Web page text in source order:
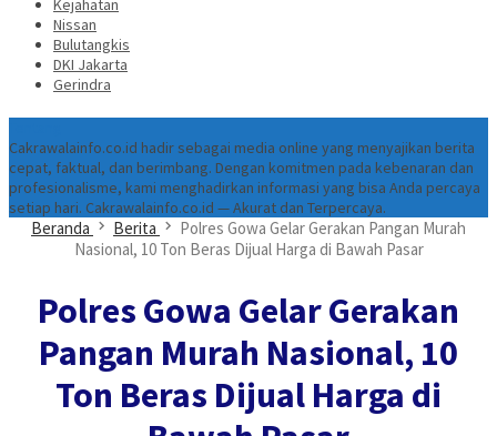
Kejahatan
Nissan
Bulutangkis
DKI Jakarta
Gerindra
Cakrawalainfo.co.id hadir sebagai media online yang menyajikan berita
cepat, faktual, dan berimbang. Dengan komitmen pada kebenaran dan
profesionalisme, kami menghadirkan informasi yang bisa Anda percaya
setiap hari. Cakrawalainfo.co.id — Akurat dan Terpercaya.
Beranda Berita
Polres Gowa Gelar Gerakan Pangan Murah
Nasional, 10 Ton Beras Dijual Harga di Bawah Pasar
Polres Gowa Gelar Gerakan
Pangan Murah Nasional, 10
Ton Beras Dijual Harga di